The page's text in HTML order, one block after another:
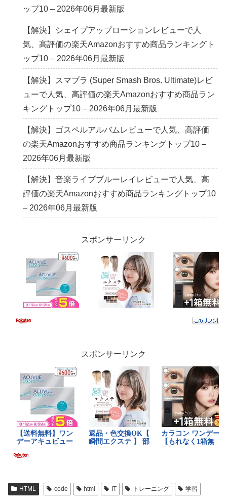
ップ10 – 2026年06月最新版
【解決】シェイプアップローションレビューで人
気、高評価の楽天Amazonおすすめ商品ランキングト
ップ10 – 2026年06月最新版
【解決】スマブラ (Super Smash Bros. Ultimate)レビ
ューで人気、高評価の楽天Amazonおすすめ商品ラン
キングトップ10 – 2026年06月最新版
【解決】ゴスペルアルバムレビューで人気、高評価
の楽天Amazonおすすめ商品ランキングトップ10 –
2026年06月最新版
【解決】音楽ライブブルーレイレビューで人気、高
評価の楽天Amazonおすすめ商品ランキングトップ10
– 2026年06月最新版
スポンサーリンク
スポンサーリンク
HTML code html IT トレーニング 学習